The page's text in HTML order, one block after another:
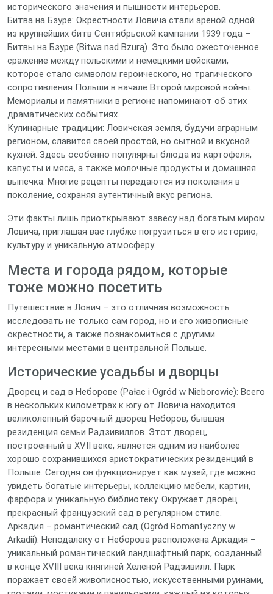
исторического значения и пышности интерьеров.
Битва на Бзуре: Окрестности Ловича стали ареной одной
из крупнейших битв Сентябрьской кампании 1939 года –
Битвы на Бзуре (Bitwa nad Bzurą). Это было ожесточенное
сражение между польскими и немецкими войсками,
которое стало символом героического, но трагического
сопротивления Польши в начале Второй мировой войны.
Мемориалы и памятники в регионе напоминают об этих
драматических событиях.
Кулинарные традиции: Ловичская земля, будучи аграрным
регионом, славится своей простой, но сытной и вкусной
кухней. Здесь особенно популярны блюда из картофеля,
капусты и мяса, а также молочные продукты и домашняя
выпечка. Многие рецепты передаются из поколения в
поколение, сохраняя аутентичный вкус региона.
Эти факты лишь приоткрывают завесу над богатым миром
Ловича, приглашая вас глубже погрузиться в его историю,
культуру и уникальную атмосферу.
Места и города рядом, которые
тоже можно посетить
Путешествие в Лович – это отличная возможность
исследовать не только сам город, но и его живописные
окрестности, а также познакомиться с другими
интересными местами в центральной Польше.
Исторические усадьбы и дворцы
Дворец и сад в Неборове (Pałac i Ogród w Nieborowie): Всего
в нескольких километрах к югу от Ловича находится
великолепный барочный дворец Неборов, бывшая
резиденция семьи Радзивиллов. Этот дворец,
построенный в XVII веке, является одним из наиболее
хорошо сохранившихся аристократических резиденций в
Польше. Сегодня он функционирует как музей, где можно
увидеть богатые интерьеры, коллекцию мебели, картин,
фарфора и уникальную библиотеку. Окружает дворец
прекрасный французский сад в регулярном стиле.
Аркадия – романтический сад (Ogród Romantyczny w
Arkadii): Неподалеку от Неборова расположена Аркадия –
уникальный романтический ландшафтный парк, созданный
в конце XVIII века княгиней Хеленой Радзивилл. Парк
поражает своей живописностью, искусственными руинами,